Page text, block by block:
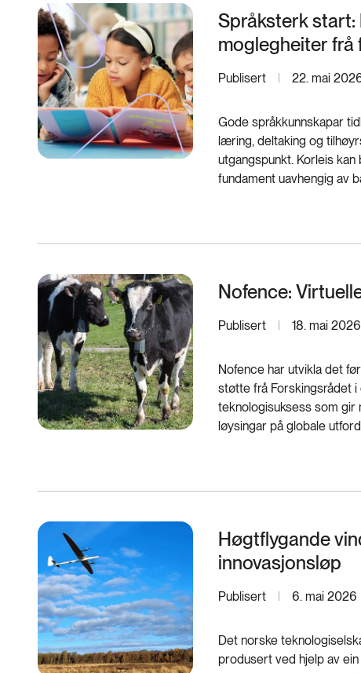
Språksterk start:
moglegheiter frå
Publisert 22. mai
Gode språkkunnskapar
læring, deltaking og
utgangspunkt. Korleis
fundament uavhengig av
Nofence:
Publisert 18. mai 2026
Nofence har utvikla det
støtte frå Forskingsrådet i
teknologisuksess som
løysingar på globale
Høgtflygande
innovasjonsløp
Publisert 6. mai 2026
Det norske
produsert ved hjelp av